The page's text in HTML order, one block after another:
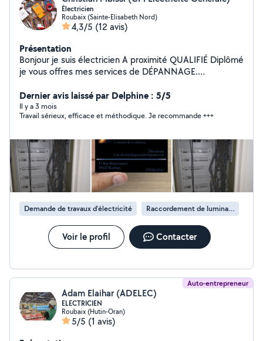
Électricien
Roubaix (Sainte-Elisabeth Nord)
4,3/5 (12 avis)
Présentation
Bonjour je suis électricien A proximité QUALIFIÉ Diplômé
je vous offres mes services de DÉPANNAGE.
RECHARGE PANNE ÉLECTRIQUE ect.. plus d'info
O783818311
Dernier avis laissé par Delphine : 5/5
Il y a 3 mois
Travail sérieux, efficace et méthodique. Je recommande +++
Demande de travaux d’électricité Raccordement de luminaire
Voir le profil Contacter
Auto-entrepreneur
Adam Elaihar (ADELEC)
ELECTRICIEN
Roubaix (Hutin-Oran)
5/5 (1 avis)